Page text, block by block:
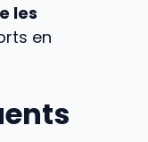
les
en